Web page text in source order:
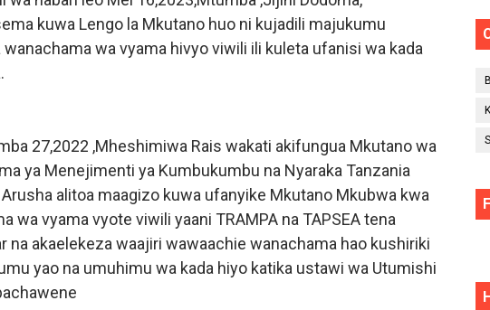
kuwa Lengo la Mkutano huo ni kujadili majukumu
wa vyama hivyo viwili ili kuleta ufanisi wa kada
27,2022 ,Mheshimiwa Rais wakati akifungua Mkutano wa
ya Menejimenti ya Kumbukumbu na Nyaraka Tanzania
alitoa maagizo kuwa ufanyike Mkutano Mkubwa kwa
wa vyama vyote viwili yaani TRAMPA na TAPSEA tena
na akaelekeza waajiri wawaachie wanachama hao kushiriki
yao na umuhimu wa kada hiyo katika ustawi wa Utumishi